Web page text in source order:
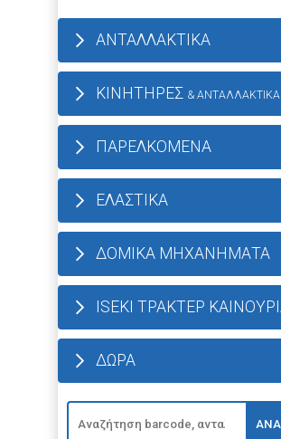
ΑΝΤΑΛΛΑΚΤΙΚΑ
ΚΙΝΗΤΗΡΕΣ & ΑΝΤΑΛΛΑΚΤΙΚΑ
ΠΑΡΕΛΚΟΜΕΝΑ
ΕΛΑΣΤΙΚΑ
ΔΟΜΙΚΑ ΜΗΧΑΝΗΜΑΤΑ
ISEKI ΤΡΑΚΤΕΡ
ΔΩΡΑ